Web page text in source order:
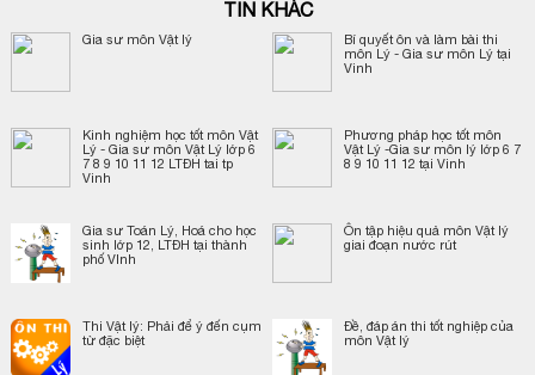
TIN KHÁC
Gia sư môn Vật lý
Bí quyết ôn và làm bài thi
môn Lý - Gia sư môn Lý tại
Vinh
Kinh nghiệm học tốt môn Vật
Lý - Gia sư môn Vật Lý lớp 6
7 8 9 10 11 12 LTĐH tai tp
Vinh
Phương pháp học tốt môn
Vật Lý -Gia sư môn lý lớp 6 7
8 9 10 11 12 tại Vinh
Gia sư Toán Lý, Hoá cho học
sinh lớp 12, LTĐH tại thành
phố VInh
Ôn tập hiệu quả môn Vật lý
giai đoạn nước rút
Thi Vật lý: Phải để ý đến cụm
từ đặc biệt
Đề, đáp án thi tốt nghiệp của
môn Vật lý